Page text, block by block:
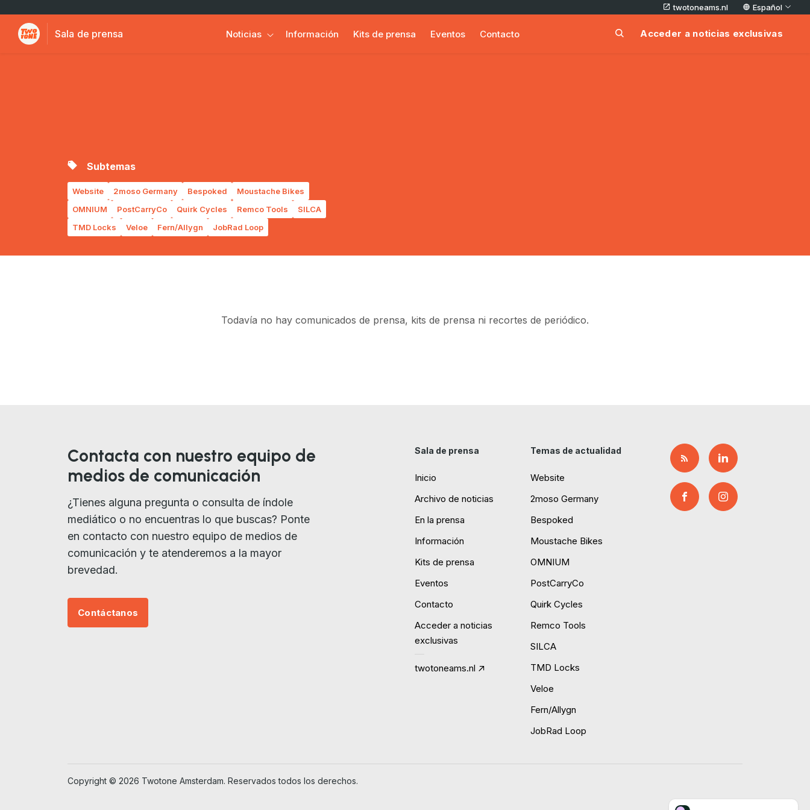
twotoneams.nl Español
Sala de prensa Noticias Información Kits de prensa Eventos Contacto Acceder a noticias exclusivas
Subtemas
Website 2moso Germany Bespoked
Moustache Bikes
OMNIUM
PostCarryCo Quirk Cycles Remco Tools
SILCA
TMD Locks
Veloe Fern/Allygn JobRad Loop
Todavía no hay comunicados de prensa, kits de prensa ni recortes de periódico.
Contacta con nuestro equipo de
medios de comunicación
¿Tienes alguna pregunta o consulta de índole
mediático o no encuentras lo que buscas? Ponte
en contacto con nuestro equipo de medios de
comunicación y te atenderemos a la mayor
brevedad.
Contáctanos
Sala de prensa
Inicio
Archivo de noticias
En la prensa
Información
Kits de prensa
Eventos
Contacto
Acceder a noticias
exclusivas
twotoneams.nl
Temas de actualidad
Website
2moso Germany
Bespoked
Moustache Bikes
OMNIUM
PostCarryCo
Quirk Cycles
Remco Tools
SILCA
TMD Locks
Veloe
Fern/Allygn
JobRad Loop
Copyright © 2026 Twotone Amsterdam. Reservados todos los derechos.